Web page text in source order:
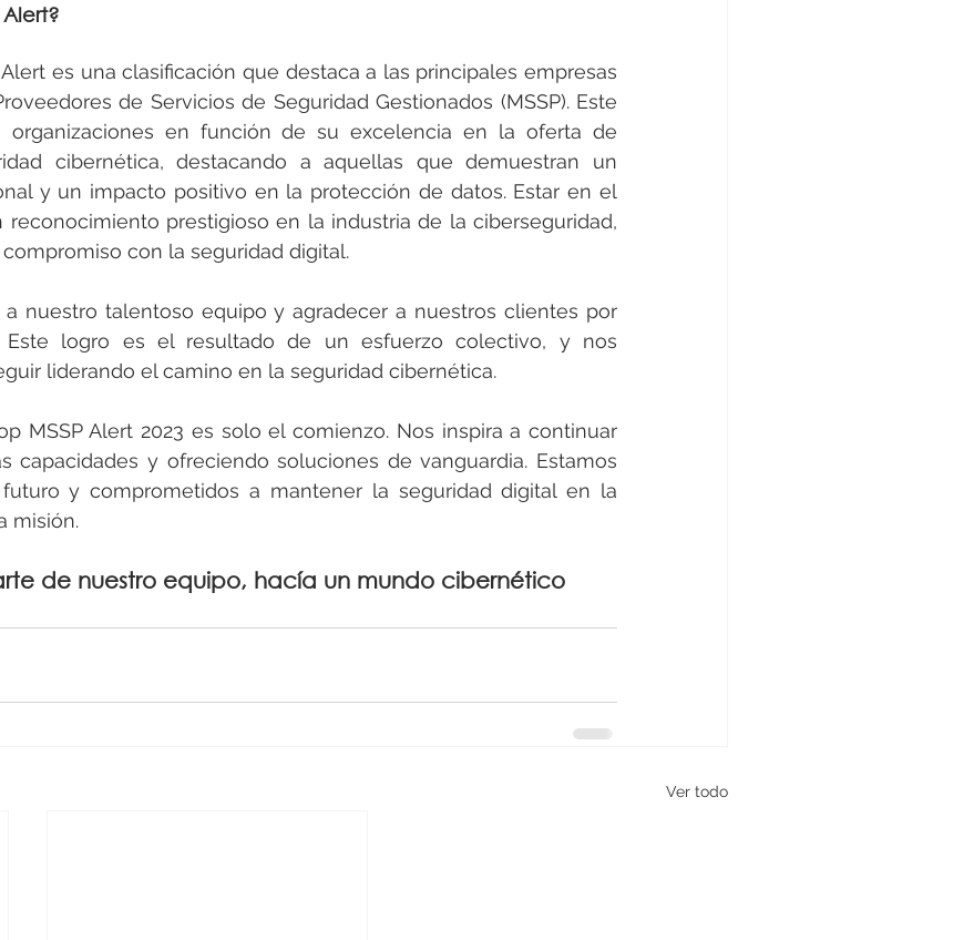
Alert es una clasificación que destaca a las principales empresas
de Servicios de Seguridad Gestionados (MSSP). Este
organizaciones en función de su excelencia en la oferta de
cibernética, destacando a aquellas que demuestran un
y un impacto positivo en la protección de datos. Estar en el
reconocimiento prestigioso en la industria de la ciberseguridad,
con la seguridad digital.
a nuestro talentoso equipo y agradecer a nuestros clientes por
Este logro es el resultado de un esfuerzo colectivo, y nos
liderando el camino en la seguridad cibernética.
MSSP Alert 2023 es solo el comienzo. Nos inspira a continuar
capacidades y ofreciendo soluciones de vanguardia. Estamos
y comprometidos a mantener la seguridad digital en la
misión.
de nuestro equipo, hacía un mundo cibernético
Ver todo